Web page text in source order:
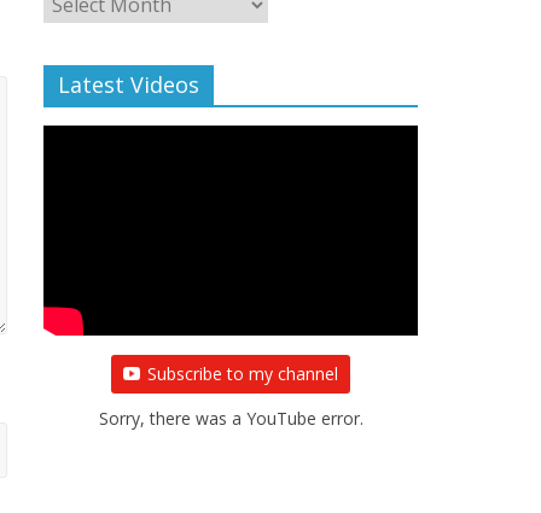
Archive
Latest Videos
Subscribe to my channel
Sorry, there was a YouTube error.